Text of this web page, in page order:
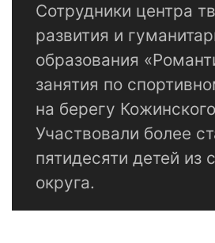
Сотрудники центра
развития и
образования
занятия по
на берегу
Участвовали более
пятидесяти детей из
округа.